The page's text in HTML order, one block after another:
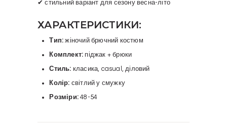
✔ стильний варіант для сезону весна-літо
ХАРАКТЕРИСТИКИ:
Тип: жіночий брючний костюм
Комплект: піджак + брюки
Стиль: класика, casual, діловий
Колір: світлий у смужку
Розміри: 48-54